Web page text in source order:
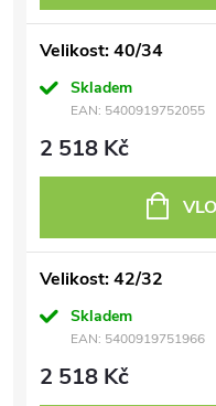
Velikost: 40/34
Skladem
EAN: 5400919752055
2 518 Kč
Velikost: 42/32
Skladem
EAN: 5400919751966
2 518 Kč